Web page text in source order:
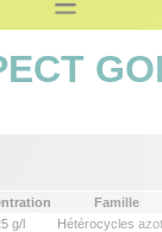
Famille
g/l
Hétérocycles